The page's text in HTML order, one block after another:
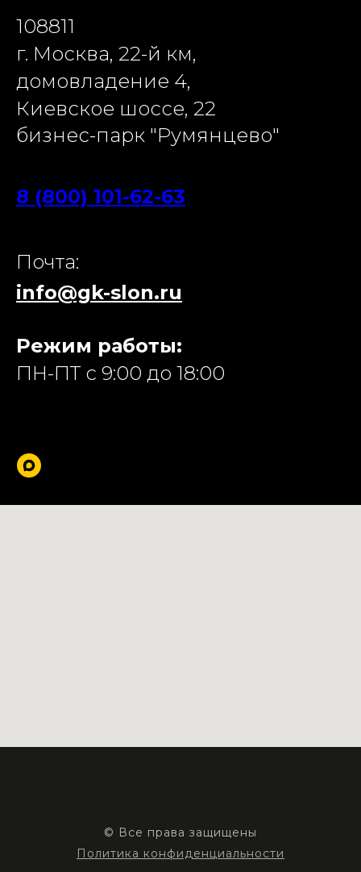
108811
г. Москва, 22-й км,
домовладение 4,
Киевское шоссе, 22
бизнес-парк "Румянцево"
8 (800) 101-62-63
Почта:
info@gk-slon.ru
Режим работы:
ПН-ПТ с 9:00 до 18:00
© Все права защищены
Политика конфиденциальности